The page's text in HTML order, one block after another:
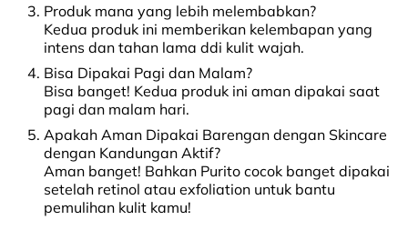
Produk mana yang lebih melembabkan?
Kedua produk ini memberikan kelembapan yang
intens dan tahan lama ddi kulit wajah.
Bisa Dipakai Pagi dan Malam?
Bisa banget! Kedua produk ini aman dipakai saat
pagi dan malam hari.
Apakah Aman Dipakai Barengan dengan Skincare
dengan Kandungan Aktif?
Aman banget! Bahkan Purito cocok banget dipakai
setelah retinol atau exfoliation untuk bantu
pemulihan kulit kamu!